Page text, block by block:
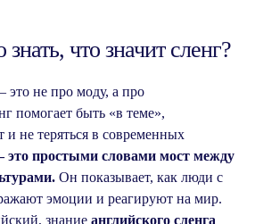
что значит сленг?
не про моду, а про
помогает быть «в теме»,
и не теряться в современных
простыми словами мост между
Он показывает, как люди с
эмоции и реагируют на мир.
знание английского сленга